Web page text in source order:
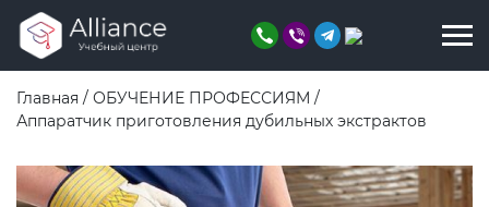
Главная / ОБУЧЕНИЕ ПРОФЕССИЯМ /
Аппаратчик приготовления дубильных экстрактов